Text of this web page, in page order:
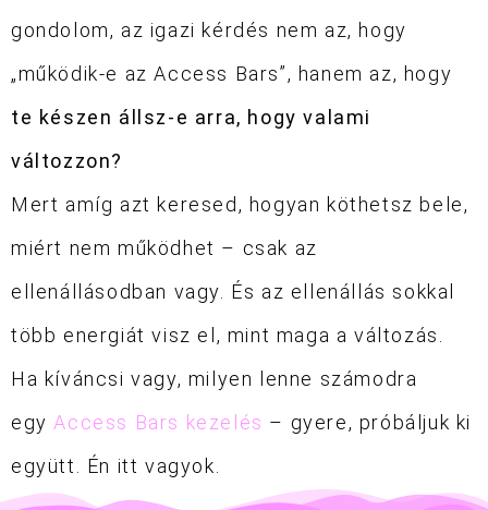
gondolom, az igazi kérdés nem az, hogy
„működik-e az Access Bars”, hanem az, hogy
te készen állsz-e arra, hogy valami
változzon?
Mert amíg azt keresed, hogyan köthetsz bele,
miért nem működhet – csak az
ellenállásodban vagy. És az ellenállás sokkal
több energiát visz el, mint maga a változás.
Ha kíváncsi vagy, milyen lenne számodra
egyAccess Bars kezelés – gyere, próbáljuk ki
együtt. Én itt vagyok.